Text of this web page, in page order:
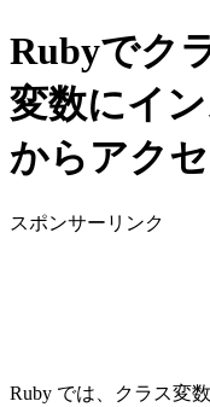
Rubyでク
変数にイ
からアク
スポンサーリンク
Ruby では、クラス変